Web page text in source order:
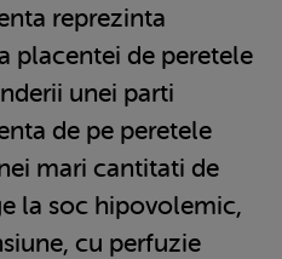
reprezinta
placentei de peretele
unei parti
de pe peretele
mari cantitati de
la soc hipovolemic,
cu perfuzie